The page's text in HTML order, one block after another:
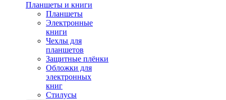
Планшеты и книги
Планшеты
Электронные
книги
Чехлы для
планшетов
Защитные плёнки
Обложки для
электронных
книг
Стилусы